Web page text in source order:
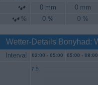
0 mm 0 mm
%
0 % 0 %
Wetter-Details Bonyhad:
Interval 02:00 - 05:00 05:00 - 08:00
7.5